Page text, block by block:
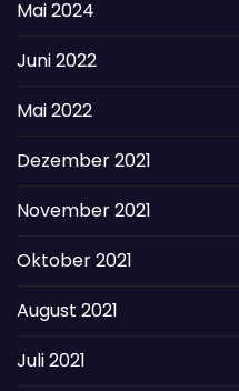
Mai 2024
Juni 2022
Mai 2022
Dezember 2021
November 2021
Oktober 2021
August 2021
Juli 2021